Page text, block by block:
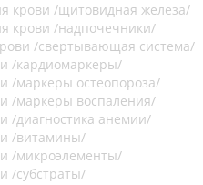
крови /щитовидная железа/
крови /надпочечники/
/свертывающая система/
/кардиомаркеры/
/маркеры остеопороза/
/маркеры воспаления/
/диагностика анемии/
/витамины/
/микроэлементы/
/субстраты/